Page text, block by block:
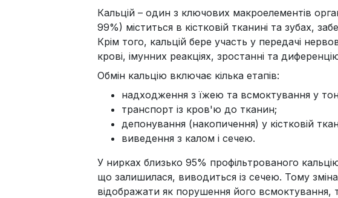
Кальцій – один з ключових макроелементів
99%) міститься в кістковій тканині та зубах,
Крім того, кальцій бере участь у передачі
крові, імунних реакціях, зростанні та
Обмін кальцію включає кілька етапів:
надходження з їжею та всмоктування у
транспорт із кров'ю до тканин;
депонування (накопичення) у кістковій
виведення з калом і сечею.
У нирках близько 95% профільтрованого
що залишилася, виводиться із сечею. Тому
відображати як порушення його всмоктування,